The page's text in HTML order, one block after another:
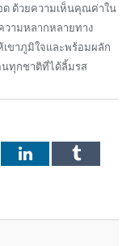
ด ด้วยความเห็นคุณค่าใน
วามหลากหลายทาง
ขาภูมิใจและพร้อมผลัก
ทุกชาติที่ได้ลิ้มรส
LinkedInTumblr